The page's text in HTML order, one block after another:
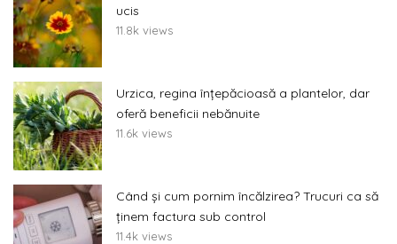
ucis
11.8k views
Urzica, regina înțepăcioasă a plantelor, dar
oferă beneficii nebănuite
11.6k views
Când și cum pornim încălzirea? Trucuri ca să
ținem factura sub control
11.4k views